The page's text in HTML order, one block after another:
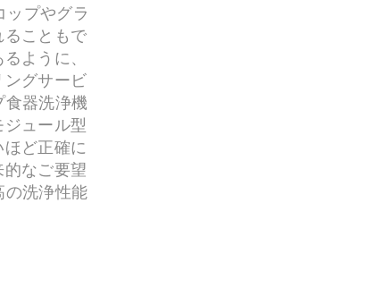
ップやグラ
ることもで
ように、
ングサービ
食器洗浄機
ュール型
ど正確に
なご要望
の洗浄性能